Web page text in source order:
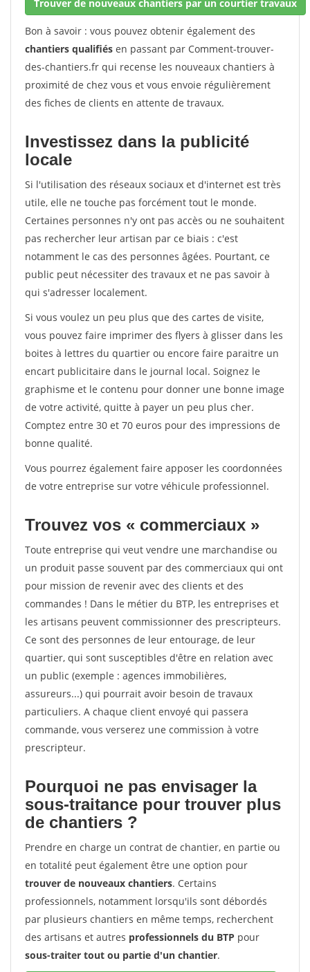
Trouver de nouveaux chantiers par un courtier travaux
Bon à savoir : vous pouvez obtenir également des
chantiers qualifiés en passant par Comment-trouver-
des-chantiers.fr qui recense les nouveaux chantiers à
proximité de chez vous et vous envoie régulièrement
des fiches de clients en attente de travaux.
Investissez dans la publicité
locale
Si l'utilisation des réseaux sociaux et d'internet est très
utile, elle ne touche pas forcément tout le monde.
Certaines personnes n'y ont pas accès ou ne souhaitent
pas rechercher leur artisan par ce biais : c'est
notamment le cas des personnes âgées. Pourtant, ce
public peut nécessiter des travaux et ne pas savoir à
qui s'adresser localement.
Si vous voulez un peu plus que des cartes de visite,
vous pouvez faire imprimer des flyers à glisser dans les
boites à lettres du quartier ou encore faire paraitre un
encart publicitaire dans le journal local. Soignez le
graphisme et le contenu pour donner une bonne image
de votre activité, quitte à payer un peu plus cher.
Comptez entre 30 et 70 euros pour des impressions de
bonne qualité.
Vous pourrez également faire apposer les coordonnées
de votre entreprise sur votre véhicule professionnel.
Trouvez vos « commerciaux »
Toute entreprise qui veut vendre une marchandise ou
un produit passe souvent par des commerciaux qui ont
pour mission de revenir avec des clients et des
commandes ! Dans le métier du BTP, les entreprises et
les artisans peuvent commissionner des prescripteurs.
Ce sont des personnes de leur entourage, de leur
quartier, qui sont susceptibles d'être en relation avec
un public (exemple : agences immobilières,
assureurs...) qui pourrait avoir besoin de travaux
particuliers. A chaque client envoyé qui passera
commande, vous verserez une commission à votre
prescripteur.
Pourquoi ne pas envisager la
sous-traitance pour trouver plus
de chantiers ?
Prendre en charge un contrat de chantier, en partie ou
en totalité peut également être une option pour
trouver de nouveaux chantiers. Certains
professionnels, notamment lorsqu'ils sont débordés
par plusieurs chantiers en même temps, recherchent
des artisans et autres professionnels du BTP pour
sous-traiter tout ou partie d'un chantier.